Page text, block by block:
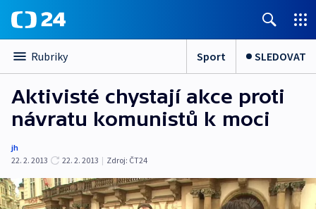
Rubriky Sport SLEDOVAT
Aktivisté chystají akce proti
návratu komunistů k moci
jh
22. 2. 2013
22. 2. 2013 | Zdroj: ČT24